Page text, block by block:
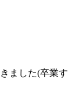
ました(卒業す